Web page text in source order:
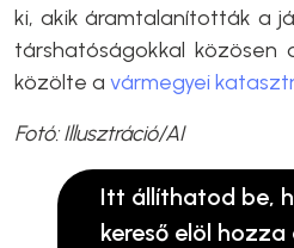
ki, akik áramtalanították a
társhatóságokkal közösen
közölte a vármegyei
Fotó: Illusztráció/AI
Itt állíthatod be,
kereső elöl hozza